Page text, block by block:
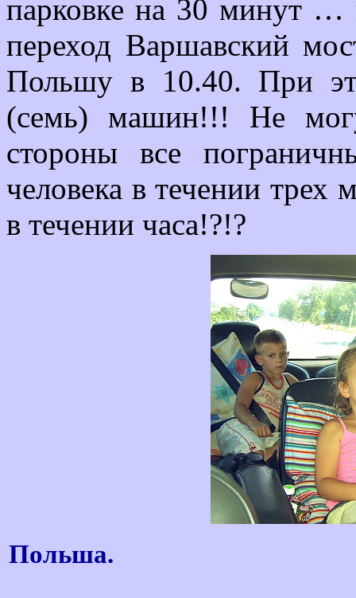
парковке на 30 минут …
переход Варшавский
Польшу в 10.40. При
(семь) машин!!! Не
стороны все
человека в течении трех
в течении часа!?!?
Польша.